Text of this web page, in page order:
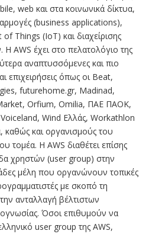
web και στα κοινωνικά δίκτυα,
(business applications),
Things (IoT) και διαχείρισης
H AWS έχει στο πελατολόγιο της
αναπτυσσόμενες και πιο
επιχειρήσεις όπως οι Beat,
futurehome.gr, Madinad,
Orfium, Omilia, ΠΑΕ ΠΑΟΚ,
Wind Ελλάς, Workathlon
καθώς και οργανισμούς του
τομέα. Η AWS διαθέτει επίσης
χρηστών (user group) στην
μέλη που οργανώνουν τοπικές
με σκοπό τη
ανταλλαγή βέλτιστων
Όσοι επιθυμούν να
user group της AWS,